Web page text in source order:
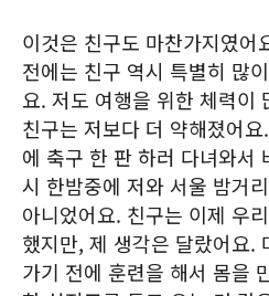
이것은 친구도 마찬가지였어
전에는 친구 역시 특별히 많
요. 저도 여행을 위한 체력이
친구는 저보다 더 약해졌어
에 축구 한 판 하러 다녀와서
시 한밤중에 저와 서울 밤거
아니었어요. 친구는 이제 우
했지만, 제 생각은 달랐어요.
가기 전에 훈련을 해서 몸을